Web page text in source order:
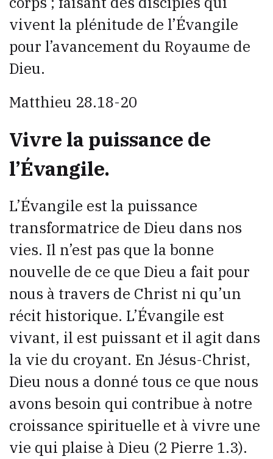
vivent la plénitude de l’Évangile
pour l’avancement du Royaume de
Dieu.
Matthieu 28.18-20
Vivre la puissance de
l’Évangile.
L’Évangile est la puissance
transformatrice de Dieu dans nos
vies. Il n’est pas que la bonne
nouvelle de ce que Dieu a fait pour
nous à travers de Christ ni qu’un
récit historique. L’Évangile est
vivant, il est puissant et il agit dans
la vie du croyant. En Jésus-Christ,
Dieu nous a donné tous ce que nous
avons besoin qui contribue à notre
croissance spirituelle et à vivre une
vie qui plaise à Dieu (2 Pierre 1.3).